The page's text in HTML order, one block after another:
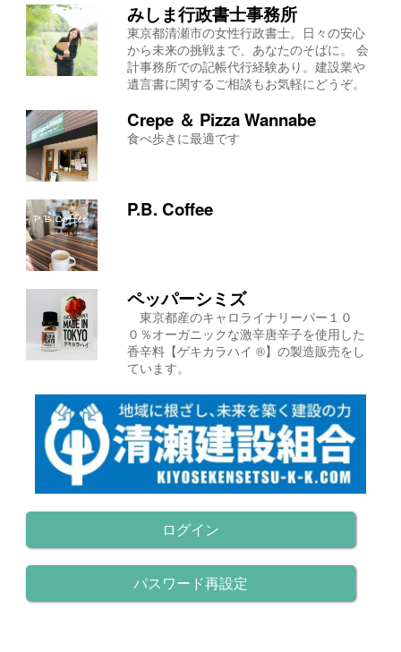
みしま行政書士事務所
東京都清瀬市の女性行政書士。日々の安心
から未来の挑戦まで、あなたのそばに。 会
計事務所での記帳代行経験あり。建設業や
遺言書に関するご相談もお気軽にどうぞ。
Crepe ＆ Pizza Wannabe
食べ歩きに最適です
P.B. Coffee
ペッパーシミズ
東京都産のキャロライナリーパー１０
０％オーガニックな激辛唐辛子を使用した
香辛料【ゲキカラハイ ®】の製造販売をし
ています。
ログイン
パスワード再設定